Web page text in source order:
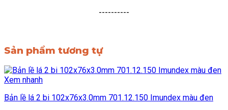
----------
Sản phẩm tương tự
Xem nhanh
Bản lề lá 2 bi 102x76x3.0mm 701.12.150 Imundex màu đen